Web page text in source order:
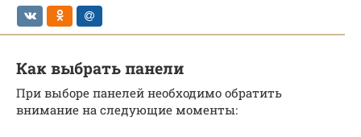
Как выбрать панели
При выборе панелей необходимо обратить
внимание на следующие моменты: